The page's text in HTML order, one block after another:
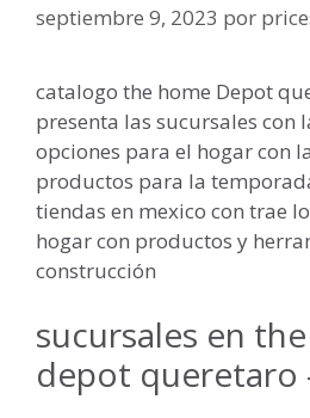
septiembre 9, 2023 por
catalogo the home Depot
presenta las sucursales con
opciones para el hogar con
productos para la
tiendas en mexico con trae
hogar con productos y
construcción
sucursales en
depot queretaro